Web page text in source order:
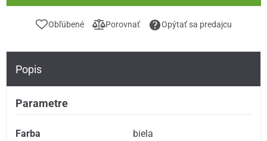
Obľúbené Porovnať Opýtať sa predajcu
Popis
Parametre
Farba
biela